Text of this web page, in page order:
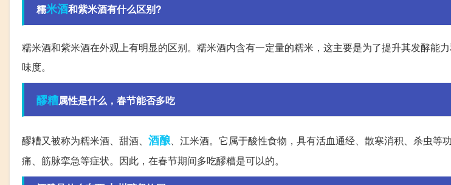
糯米酒和紫米酒有什么区别?
糯米酒和紫米酒在外观上有明显的区别。糯米酒内含有一定量的糯米，这主要是为了提升其发酵能
味度。
醪糟属性是什么，春节能否多吃
醪糟又被称为糯米酒、甜酒、 酒酿、江米酒。它属于酸性食物，具有活血通经、散寒消积、杀虫等
痛、筋脉挛急等症状。因此，在春节期间多吃醪糟是可以的。